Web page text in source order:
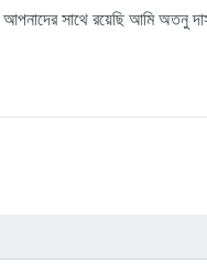
আপনাদের সাথে রয়েছি আমি অতনু